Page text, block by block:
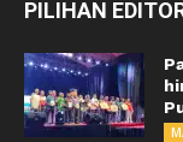
PILIHAN